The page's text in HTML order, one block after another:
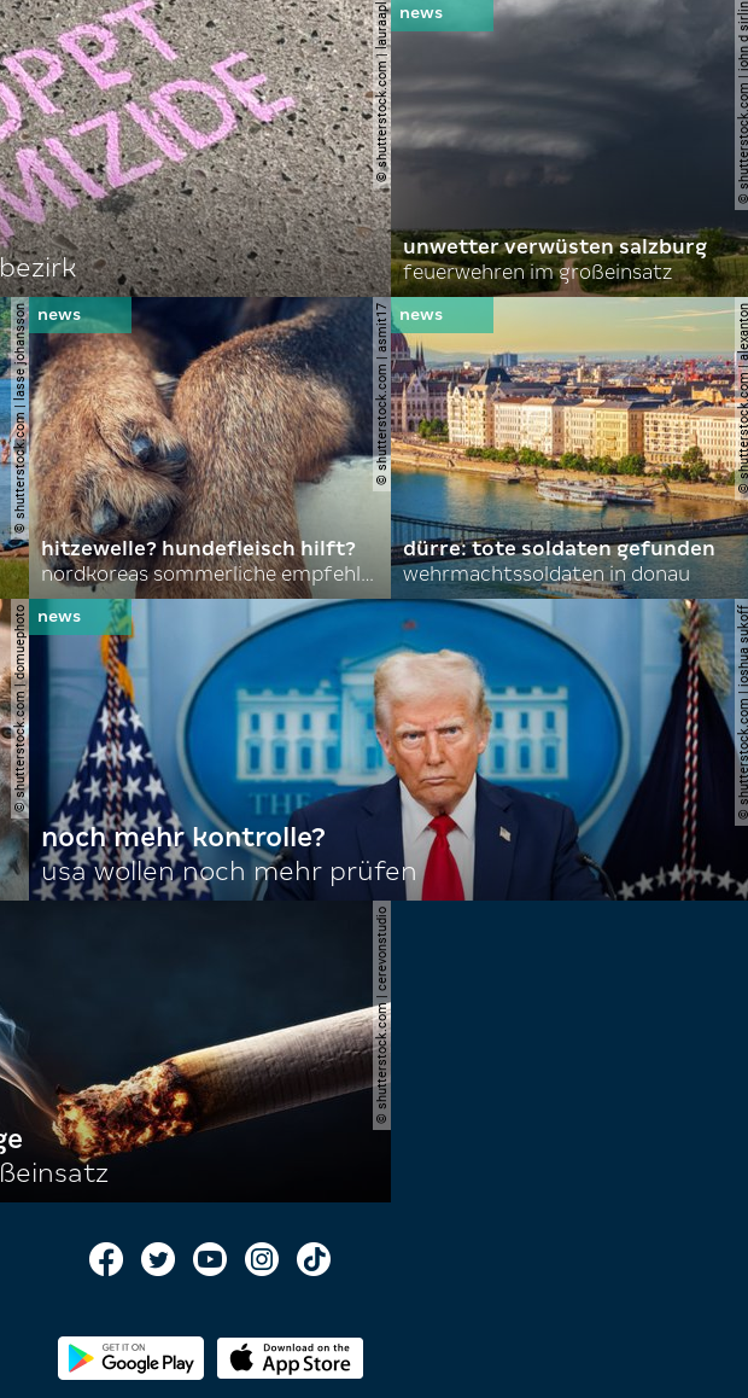
© shutterstock.com | lauraapl ©
unwetter verwüsten salzburg
feuerwehren im großeinsatz
© shutterstock.com | lasse johansson © shutterstock.com | asmit17
hitzewelle? hundefleisch hilft?
nordkoreas sommerliche empfehlungen
©
dürre: tote soldaten gefunden
wehrmachtssoldaten in donau
© shutterstock.com | domuephoto ©
noch mehr kontrolle?
usa wollen noch mehr prüfen
© shutterstock.com | cerevonstudio